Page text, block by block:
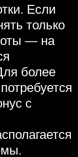
Если
только
— на
более
с